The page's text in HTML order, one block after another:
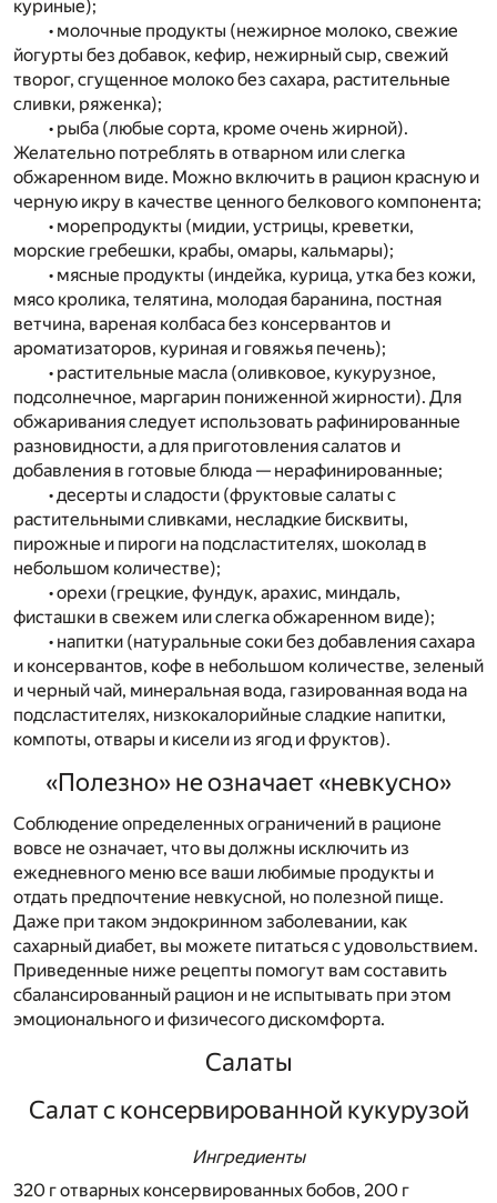
куриные);
• молочные продукты (нежирное молоко, свежие
йогурты без добавок, кефир, нежирный сыр, свежий
творог, сгущенное молоко без сахара, растительные
сливки, ряженка);
• рыба (любые сорта, кроме очень жирной).
Желательно потреблять в отварном или слегка
обжаренном виде. Можно включить в рацион красную и
черную икру в качестве ценного белкового компонента;
• морепродукты (мидии, устрицы, креветки,
морские гребешки, крабы, омары, кальмары);
• мясные продукты (индейка, курица, утка без кожи,
мясо кролика, телятина, молодая баранина, постная
ветчина, вареная колбаса без консервантов и
ароматизаторов, куриная и говяжья печень);
• растительные масла (оливковое, кукурузное,
подсолнечное, маргарин пониженной жирности). Для
обжаривания следует использовать рафинированные
разновидности, а для приготовления салатов и
добавления в готовые блюда — нерафинированные;
• десерты и сладости (фруктовые салаты с
растительными сливками, несладкие бисквиты,
пирожные и пироги на подсластителях, шоколад в
небольшом количестве);
• орехи (грецкие, фундук, арахис, миндаль,
фисташки в свежем или слегка обжаренном виде);
• напитки (натуральные соки без добавления сахара
и консервантов, кофе в небольшом количестве, зеленый
и черный чай, минеральная вода, газированная вода на
подсластителях, низкокалорийные сладкие напитки,
компоты, отвары и кисели из ягод и фруктов).
«Полезно» не означает «невкусно»
Соблюдение определенных ограничений в рационе
вовсе не означает, что вы должны исключить из
ежедневного меню все ваши любимые продукты и
отдать предпочтение невкусной, но полезной пище.
Даже при таком эндокринном заболевании, как
сахарный диабет, вы можете питаться с удовольствием.
Приведенные ниже рецепты помогут вам составить
сбалансированный рацион и не испытывать при этом
эмоционального и физичесого дискомфорта.
Салаты
Салат с консервированной кукурузой
Ингредиенты
320 г отварных консервированных бобов, 200 г